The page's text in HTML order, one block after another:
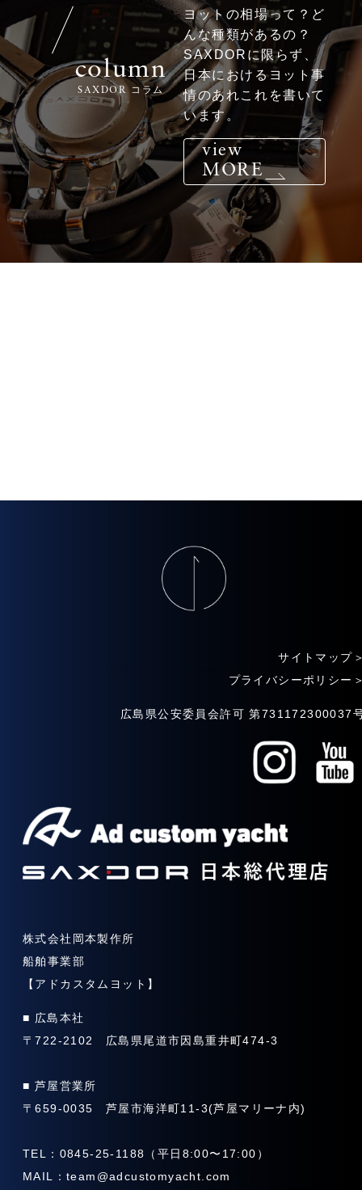
column
SAXDOR コラム
ヨットの相場って？ど
んな種類があるの？
SAXDORに限らず、
日本におけるヨット事
情のあれこれを書いて
います。
view
MORE
サイトマップ
プライバシーポリシー
広島県公安委員会許可 第731172300037
株式会社岡本製作所
船舶事業部
【アドカスタムヨット】
■ 広島本社
〒722-2102 広島県尾道市因島重井町474-3
■ 芦屋営業所
〒659-0035 芦屋市海洋町11-3(芦屋マリーナ内)
TEL：0845-25-1188（平日8:00〜17:00）
MAIL： team@adcustomyacht.com